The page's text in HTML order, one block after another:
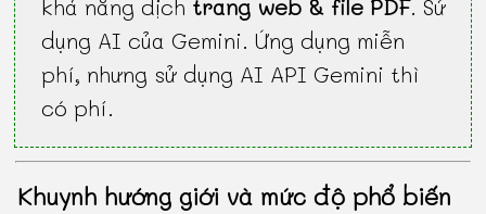
khả năng dịch trang web & file PDF. Sử
dụng AI của Gemini. Ứng dụng miễn
phí, nhưng sử dụng AI API Gemini thì
có phí.
Khuynh hướng giới và mức độ phổ biến